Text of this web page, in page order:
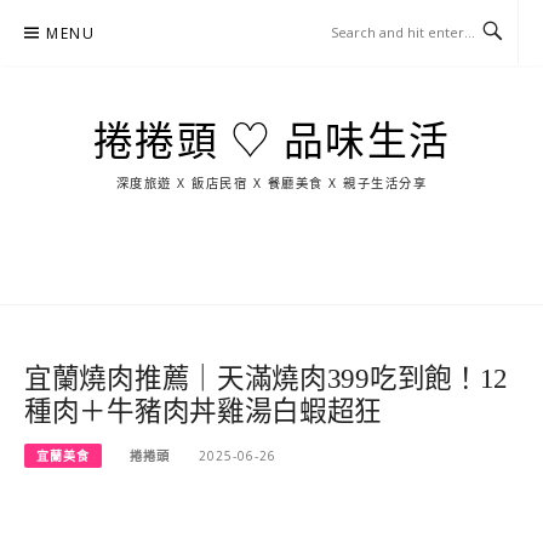
MENU
捲捲頭 ♡ 品味生活
深度旅遊 X 飯店民宿 X 餐廳美食 X 親子生活分享
宜蘭燒肉推薦｜天滿燒肉399吃到飽！12
種肉＋牛豬肉丼雞湯白蝦超狂
宜蘭美食 捲捲頭 2025-06-26